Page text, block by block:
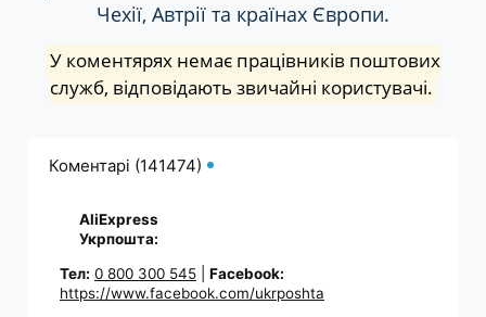
Чехії, Автрії та країнах Європи.
У коментярях немає працівників поштових
служб, відповідають звичайні користувачі.